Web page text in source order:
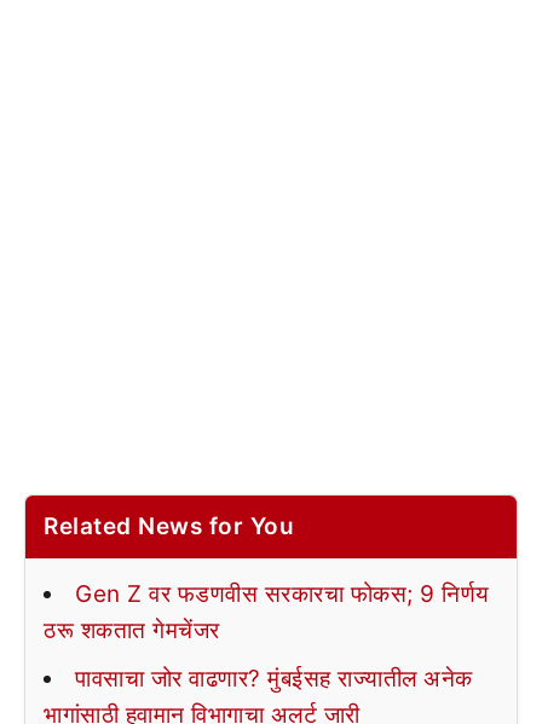
Related News for You
Gen Z वर फडणवीस सरकारचा फोकस; 9 निर्णय
ठरू शकतात गेमचेंजर
पावसाचा जोर वाढणार? मुंबईसह राज्यातील अनेक
भागांसाठी हवामान विभागाचा अलर्ट जारी